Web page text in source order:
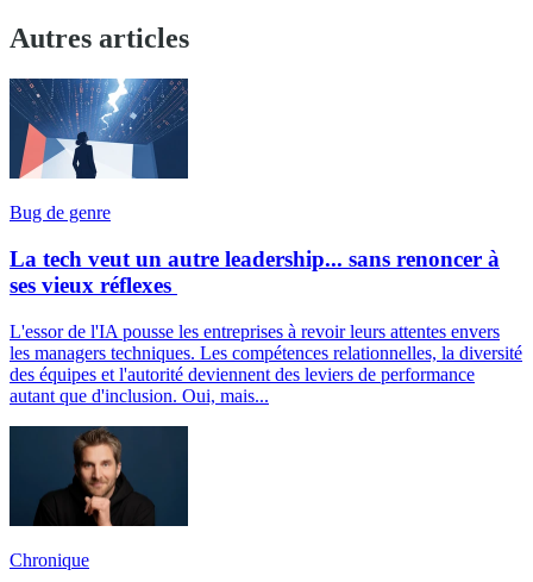
Autres articles
Bug de genre
La tech veut un autre leadership... sans renoncer à
ses vieux réflexes
L'essor de l'IA pousse les entreprises à revoir leurs attentes envers
les managers techniques. Les compétences relationnelles, la diversité
des équipes et l'autorité deviennent des leviers de performance
autant que d'inclusion. Oui, mais...
Chronique